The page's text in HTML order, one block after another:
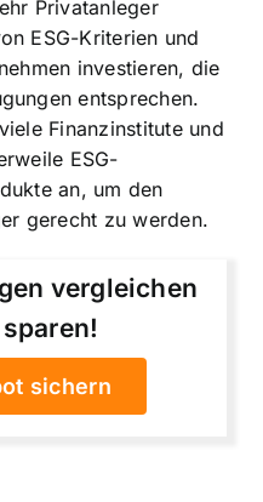
Privatanleger
ESG-Kriterien und
investieren, die
entsprechen.
Finanzinstitute und
ESG-
an, um den
gerecht zu werden.
vergleichen
sichern